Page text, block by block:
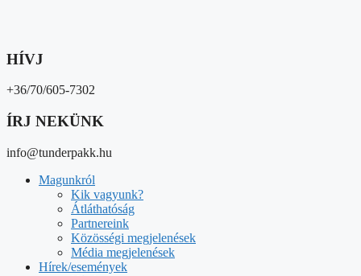
HÍVJ
+36/70/605-7302
ÍRJ NEKÜNK
info@tunderpakk.hu
Magunkról
Kik vagyunk?
Átláthatóság
Partnereink
Közösségi megjelenések
Média megjelenések
Hírek/események